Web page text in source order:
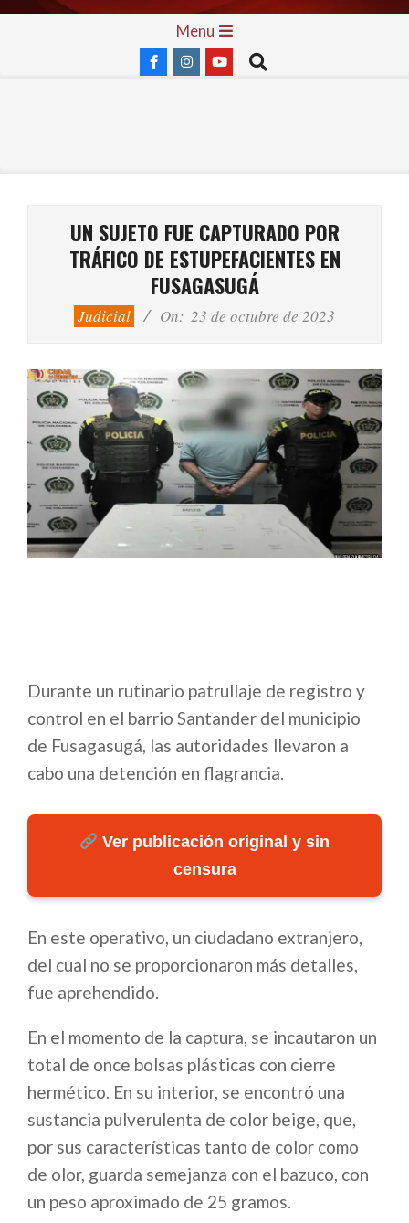
Skip
Menu
Search
UN SUJETO FUE CAPTURADO POR
TRÁFICO DE ESTUPEFACIENTES EN
FUSAGASUGÁ
Judicial On: 23 de octubre de 2023
Durante un rutinario patrullaje de registro y
control en el barrio Santander del municipio
de Fusagasugá, las autoridades llevaron a
cabo una detención en flagrancia.
Ver publicación original y sin
censura
En este operativo, un ciudadano extranjero,
del cual no se proporcionaron más detalles,
fue aprehendido.
En el momento de la captura, se incautaron un
total de once bolsas plásticas con cierre
hermético. En su interior, se encontró una
sustancia pulverulenta de color beige, que,
por sus características tanto de color como
de olor, guarda semejanza con el bazuco, con
un peso aproximado de 25 gramos.